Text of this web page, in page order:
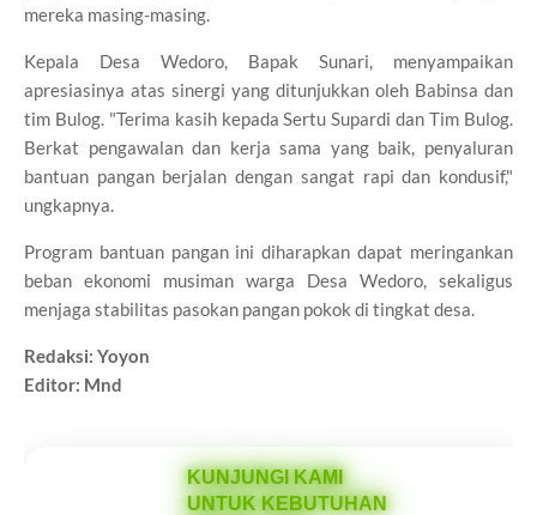
mereka masing-masing.
​Kepala Desa Wedoro, Bapak Sunari, menyampaikan
apresiasinya atas sinergi yang ditunjukkan oleh Babinsa dan
tim Bulog. "Terima kasih kepada Sertu Supardi dan Tim Bulog.
Berkat pengawalan dan kerja sama yang baik, penyaluran
bantuan pangan berjalan dengan sangat rapi dan kondusif,"
ungkapnya.
​Program bantuan pangan ini diharapkan dapat meringankan
beban ekonomi musiman warga Desa Wedoro, sekaligus
menjaga stabilitas pasokan pangan pokok di tingkat desa.
Redaksi: Yoyon
Editor: Mnd
KUNJUNGI KAMI
UNTUK KEBUTUHAN